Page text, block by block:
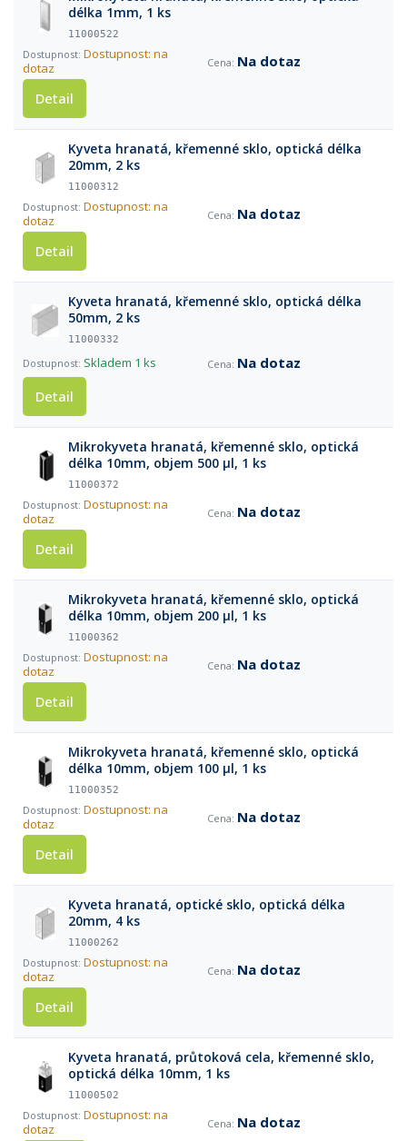
délka 1mm, 1 ks
11000522
Dostupnost: na
dotaz
Na dotaz
Detail
Kyveta hranatá, křemenné sklo, optická délka
20mm, 2 ks
11000312
Dostupnost: na
dotaz
Na dotaz
Detail
Kyveta hranatá, křemenné sklo, optická délka
50mm, 2 ks
11000332
Skladem 1 ks
Na dotaz
Detail
Mikrokyveta hranatá, křemenné sklo, optická
délka 10mm, objem 500 µl, 1 ks
11000372
Dostupnost: na
dotaz
Na dotaz
Detail
Mikrokyveta hranatá, křemenné sklo, optická
délka 10mm, objem 200 µl, 1 ks
11000362
Dostupnost: na
dotaz
Na dotaz
Detail
Mikrokyveta hranatá, křemenné sklo, optická
délka 10mm, objem 100 µl, 1 ks
11000352
Dostupnost: na
dotaz
Na dotaz
Detail
Kyveta hranatá, optické sklo, optická délka
20mm, 4 ks
11000262
Dostupnost: na
dotaz
Na dotaz
Detail
Kyveta hranatá, průtoková cela, křemenné sklo,
optická délka 10mm, 1 ks
11000502
Dostupnost: na
dotaz
Na dotaz